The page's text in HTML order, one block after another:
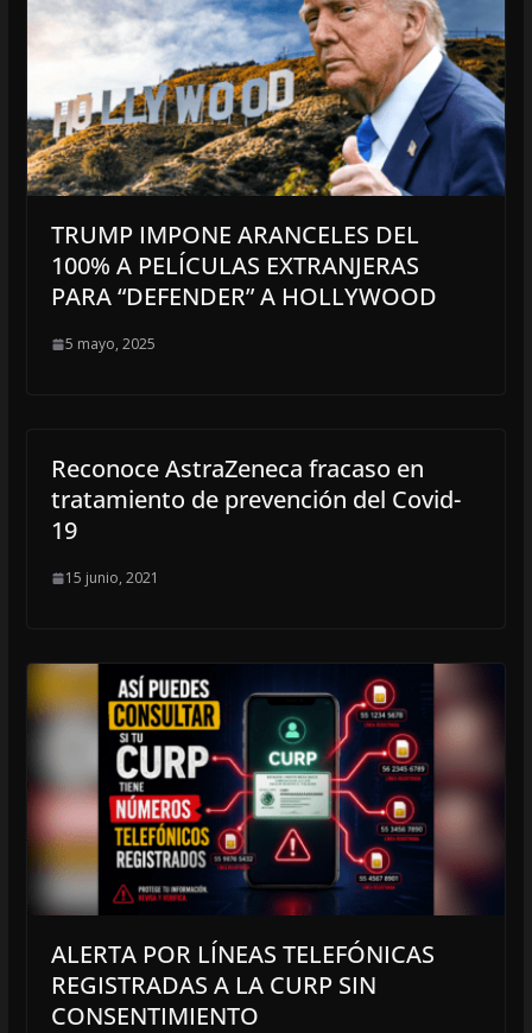
TRUMP IMPONE ARANCELES DEL
100% A PELÍCULAS EXTRANJERAS
PARA “DEFENDER” A HOLLYWOOD
5 mayo, 2025
Reconoce AstraZeneca fracaso en
tratamiento de prevención del Covid-
19
15 junio, 2021
ALERTA POR LÍNEAS TELEFÓNICAS
REGISTRADAS A LA CURP SIN
CONSENTIMIENTO